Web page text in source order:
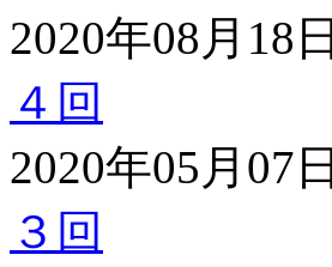
2020年08月18日
４回
2020年05月07日
３回